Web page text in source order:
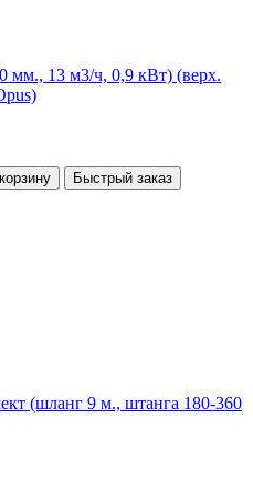
мм., 13 м3/ч, 0,9 кВт) (верх.
Быстрый заказ
(шланг 9 м., штанга 180-360